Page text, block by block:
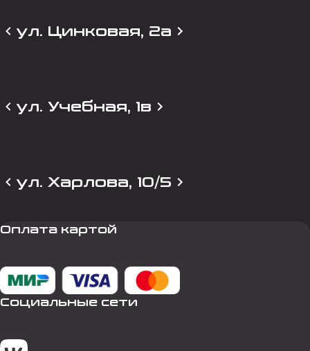
ул. Цинковая, 2а
ул. Учебная, 1в
ул. Харлова, 10/5
Оплата картой
Социальные сети